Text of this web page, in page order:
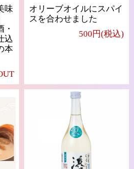
味
込
本
オリーブオイルにスパイ
スを合わせました
500円(税込)